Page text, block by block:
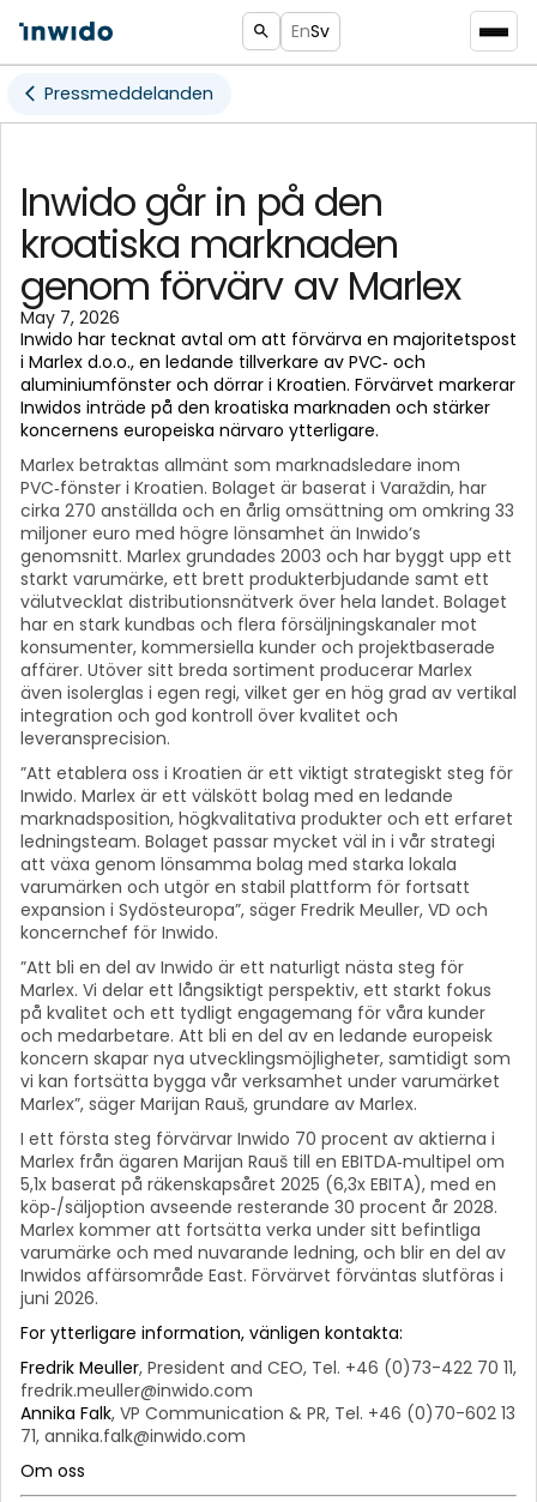
EnSv
Pressmeddelanden
Inwido går in på den
kroatiska marknaden
genom förvärv av Marlex
May 7, 2026
Inwido har tecknat avtal om att förvärva en majoritetspost
i Marlex d.o.o., en ledande tillverkare av PVC‑ och
aluminiumfönster och dörrar i Kroatien. Förvärvet markerar
Inwidos inträde på den kroatiska marknaden och stärker
koncernens europeiska närvaro ytterligare.
Marlex betraktas allmänt som marknadsledare inom
PVC‑fönster i Kroatien. Bolaget är baserat i Varaždin, har
cirka 270 anställda och en årlig omsättning om omkring 33
miljoner euro med högre lönsamhet än Inwido’s
genomsnitt. Marlex grundades 2003 och har byggt upp ett
starkt varumärke, ett brett produkterbjudande samt ett
välutvecklat distributionsnätverk över hela landet. Bolaget
har en stark kundbas och flera försäljningskanaler mot
konsumenter, kommersiella kunder och projektbaserade
affärer. Utöver sitt breda sortiment producerar Marlex
även isolerglas i egen regi, vilket ger en hög grad av vertikal
integration och god kontroll över kvalitet och
leveransprecision.
”Att etablera oss i Kroatien är ett viktigt strategiskt steg för
Inwido. Marlex är ett välskött bolag med en ledande
marknadsposition, högkvalitativa produkter och ett erfaret
ledningsteam. Bolaget passar mycket väl in i vår strategi
att växa genom lönsamma bolag med starka lokala
varumärken och utgör en stabil plattform för fortsatt
expansion i Sydösteuropa”, säger Fredrik Meuller, VD och
koncernchef för Inwido.
”Att bli en del av Inwido är ett naturligt nästa steg för
Marlex. Vi delar ett långsiktigt perspektiv, ett starkt fokus
på kvalitet och ett tydligt engagemang för våra kunder
och medarbetare. Att bli en del av en ledande europeisk
koncern skapar nya utvecklingsmöjligheter, samtidigt som
vi kan fortsätta bygga vår verksamhet under varumärket
Marlex”, säger Marijan Rauš, grundare av Marlex.
I ett första steg förvärvar Inwido 70 procent av aktierna i
Marlex från ägaren Marijan Rauš till en EBITDA‑multipel om
5,1x baserat på räkenskapsåret 2025 (6,3x EBITA), med en
köp‑/säljoption avseende resterande 30 procent år 2028.
Marlex kommer att fortsätta verka under sitt befintliga
varumärke och med nuvarande ledning, och blir en del av
Inwidos affärsområde East. Förvärvet förväntas slutföras i
juni 2026.
For ytterligare information, vänligen kontakta:
Fredrik Meuller, President and CEO, Tel. +46 (0)73-422 70 11,
fredrik.meuller@inwido.com
Annika Falk, VP Communication & PR, Tel. +46 (0)70-602 13
71, annika.falk@inwido.com
Om oss